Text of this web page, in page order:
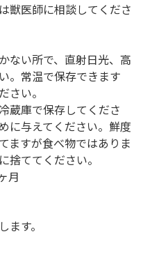
獣医師に相談してくださ
ない所で、直射日光、高
。常温で保存できます
さい。
蔵庫で保存してくださ
に与えてください。鮮度
ますが食べ物ではありま
捨ててください。
月
す。